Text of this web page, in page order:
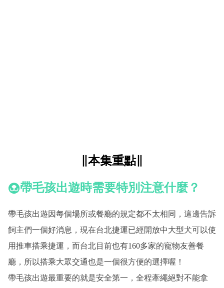
∥本集重點∥
帶毛孩出遊時需要特別注意什麼？
帶毛孩出遊因每個場所或餐廳的規定都不太相同，這邊告訴
飼主們一個好消息，現在台北捷運已經開放中大型犬可以使
用推車搭乘捷運，而台北目前也有160多家的寵物友善餐
廳，所以搭乘大眾交通也是一個很方便的選擇喔！
帶毛孩出遊最重要的就是安全第一，全程牽繩絕對不能拿